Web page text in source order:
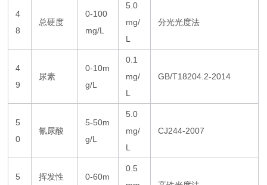
4
8
总硬度
0-100
mg/L
5.0
mg/
L
分光光度法
4
9
尿素
0-10m
g/L
0.1
mg/
L
GB/T18204.2-2014
5
0
氰尿酸
5-50m
g/L
5.0
mg/
L
CJ244-2007
5
挥发性
0-60m
0.5